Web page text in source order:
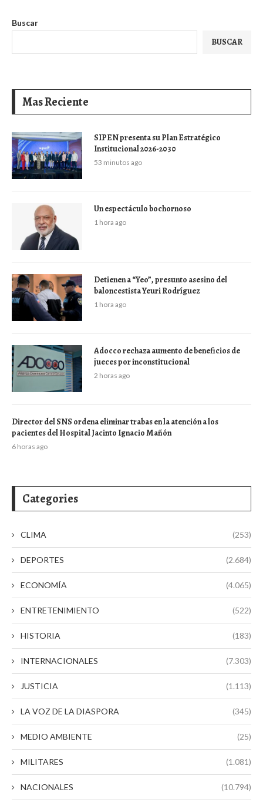
Buscar
BUSCAR
Mas Reciente
SIPEN presenta su Plan Estratégico
Institucional 2026-2030
53 minutos ago
Un espectáculo bochornoso
1 hora ago
Detienen a “Yeo”, presunto asesino del
baloncestista Yeuri Rodríguez
1 hora ago
Adocco rechaza aumento de beneficios de
jueces por inconstitucional
2 horas ago
Director del SNS ordena eliminar trabas en la atención a los
pacientes del Hospital Jacinto Ignacio Mañón
6 horas ago
Categories
CLIMA (253)
DEPORTES (2.684)
ECONOMÍA (4.065)
ENTRETENIMIENTO (522)
HISTORIA (183)
INTERNACIONALES (7.303)
JUSTICIA (1.113)
LA VOZ DE LA DIASPORA (345)
MEDIO AMBIENTE (25)
MILITARES (1.081)
NACIONALES (10.794)